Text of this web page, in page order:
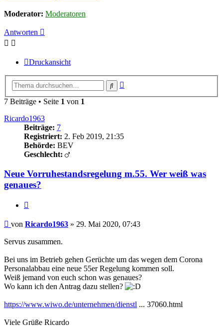
Moderator: Moderatoren
Antworten
Druckansicht
Suche
7 Beiträge • Seite 1 von 1
Ricardo1963
Beiträge: 7
Registriert: 2. Feb 2019, 21:35
Behörde: BEV
Geschlecht:
Neue Vorruhestandsregelung m.55. Wer weiß was
genaues?
Beitrag
von Ricardo1963 » 29. Mai 2020, 07:43
Servus zusammen.
Bei uns im Betrieb gehen Gerüchte um das wegen dem Corona
Personalabbau eine neue 55er Regelung kommen soll.
Weiß jemand von euch schon was genaues?
Wo kann ich den Antrag dazu stellen?
https://www.wiwo.de/unternehmen/dienstl ... 37060.html
Viele Grüße Ricardo